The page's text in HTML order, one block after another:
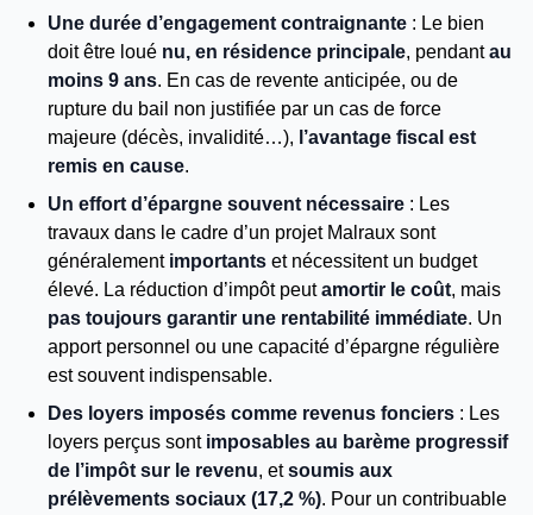
Une durée d’engagement contraignante : Le bien
doit être loué nu, en résidence principale, pendantau
moins 9 ans. En cas de revente anticipée, ou de
rupture du bail non justifiée par un cas de force
majeure (décès, invalidité…), l’avantage fiscal est
remis en cause.
Un effort d’épargne souvent nécessaire : Les
travaux dans le cadre d’un projet Malraux sont
généralement importants et nécessitent un budget
élevé. La réduction d’impôt peutamortir le coût, mais
pas toujours garantir une rentabilité immédiate. Un
apport personnel ou une capacité d’épargne régulière
est souvent indispensable.
Des loyers imposés comme revenus fonciers : Les
loyers perçus sont imposables au barème progressif
de l’impôt sur le revenu, etsoumis aux
prélèvements sociaux (17,2 %). Pour un contribuable